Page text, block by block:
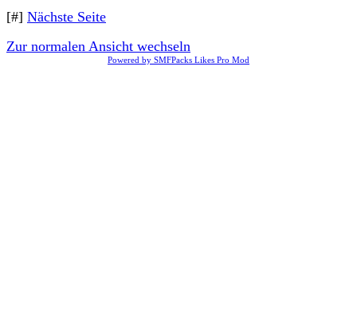
[#] Nächste Seite
Zur normalen Ansicht wechseln
Powered by SMFPacks Likes Pro Mod